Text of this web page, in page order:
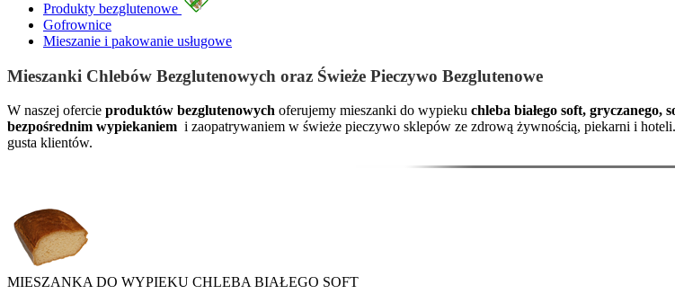
Produkty bezglutenowe
Gofrownice
Mieszanie i pakowanie usługowe
Mieszanki Chlebów Bezglutenowych oraz Świeże Pieczywo Bezglutenowe
W naszej ofercie produktów bezglutenowych oferujemy mieszanki do wypieku chleba białego soft, gryczanego,
bezpośrednim wypiekaniem i zaopatrywaniem w świeże pieczywo sklepów ze zdrową żywnością, piekarni i
gusta klientów.
MIESZANKA DO WYPIEKU CHLEBA BIAŁEGO SOFT